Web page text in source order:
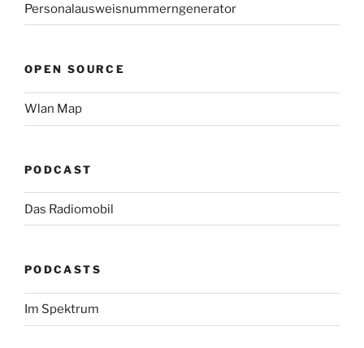
Personalausweisnummerngenerator
OPEN SOURCE
Wlan Map
PODCAST
Das Radiomobil
PODCASTS
Im Spektrum